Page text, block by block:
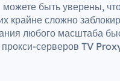
быть уверены,
крайне сложно
любого масштаба
серверов TV